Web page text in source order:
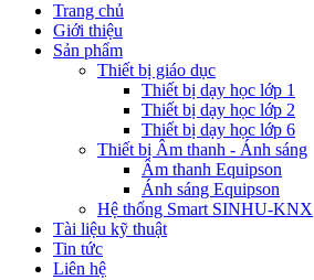
Trang chủ
Giới thiệu
Sản phẩm
Thiết bị giáo dục
Thiết bị dạy học lớp 1
Thiết bị dạy học lớp 2
Thiết bị dạy học lớp 6
Thiết bị Âm thanh - Ánh sáng
Âm thanh Equipson
Ánh sáng Equipson
Hệ thống Smart SINHU-KNX
Tài liệu kỹ thuật
Tin tức
Liên hệ